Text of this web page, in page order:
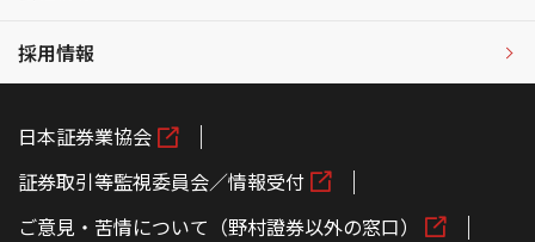
採用情報
日本証券業協会
証券取引等監視委員会／情報受付
ご意見・苦情について（野村證券以外の窓口）